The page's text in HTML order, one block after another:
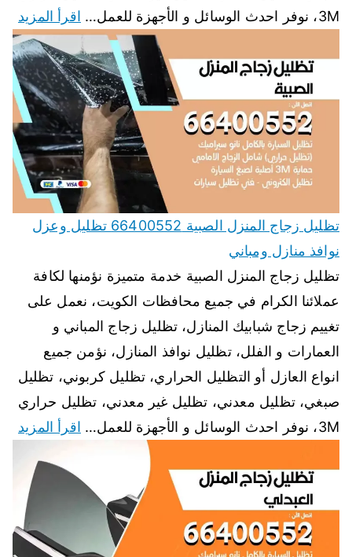
3M، نوفر احدث الوسائل و الأجهزة للعمل…
اقرأ المزيد
تظليل زجاج المنزل الصبية 66400552 تظليل وعزل
نوافذ منازل ومباني
تظليل زجاج المنزل الصبية خدمة متميزة نؤمنها لكافة
عملائنا الكرام في جميع محافظات الكويت، نعمل على
تغييم زجاج شبابيك المنازل، تظليل زجاج المباني و
العمارات و الفلل، تظليل نوافذ المنازل، نؤمن جميع
انواع العازل أو التظليل الحراري، تظليل كربوني، تظليل
صبغي، تظليل معدني، تظليل غير معدني، تظليل حراري
3M، نوفر احدث الوسائل و الأجهزة للعمل…
اقرأ المزيد